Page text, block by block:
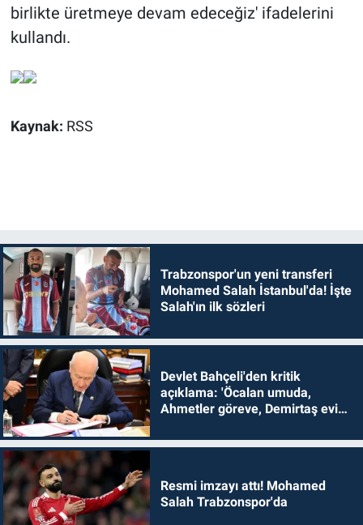
birlikte üretmeye devam edeceğiz' ifadelerini
kullandı.
Kaynak: RSS
Trabzonspor'un yeni transferi
Mohamed Salah İstanbul'da! İşte
Salah'ın ilk sözleri
Devlet Bahçeli'den kritik
açıklama: 'Öcalan umuda,
Ahmetler göreve, Demirtaş evine
Resmi imzayı attı! Mohamed
Salah Trabzonspor'da